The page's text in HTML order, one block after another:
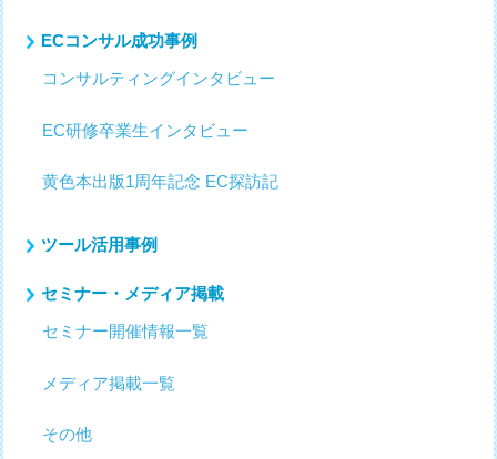
ECコンサル成功事例
コンサルティングインタビュー
EC研修卒業生インタビュー
黄色本出版1周年記念 EC探訪記
ツール活用事例
セミナー・メディア掲載
セミナー開催情報一覧
メディア掲載一覧
その他